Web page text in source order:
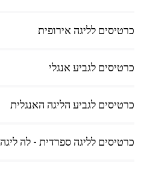
כרטיסים לליגה אירופית
כרטיסים לגביע אנגלי
כרטיסים לגביע הליגה האנגלית
כרטיסים לליגה ספרדית - לה ליגה